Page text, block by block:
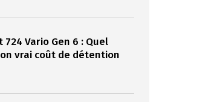
724 Vario Gen 6 : Quel
vrai coût de détention